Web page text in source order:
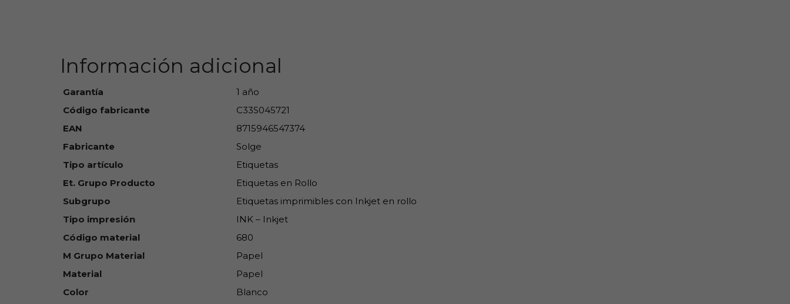
Información adicional
Garantía
1 año
Código fabricante
C33S045721
EAN
8715946547374
Fabricante
Solge
Tipo artículo
Etiquetas
Et. Grupo Producto
Etiquetas en Rollo
Subgrupo
Etiquetas imprimibles con Inkjet en rollo
Tipo impresión
INK – Inkjet
Código material
680
M Grupo Material
Papel
Material
Papel
Color
Blanco